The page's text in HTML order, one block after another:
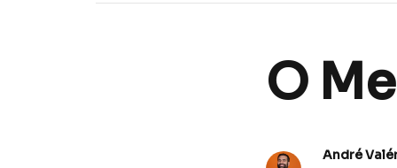
O
André